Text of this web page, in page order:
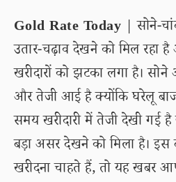
Gold Rate Today | सोने-
उतार-चढ़ाव देखने को मिल रहा है
खरीदारों को झटका लगा है।
और तेजी आई है क्योंकि घरेलू
समय खरीदारी में तेजी देखी गई है
बड़ा असर देखने को मिला है।
खरीदना चाहते हैं, तो यह खबर